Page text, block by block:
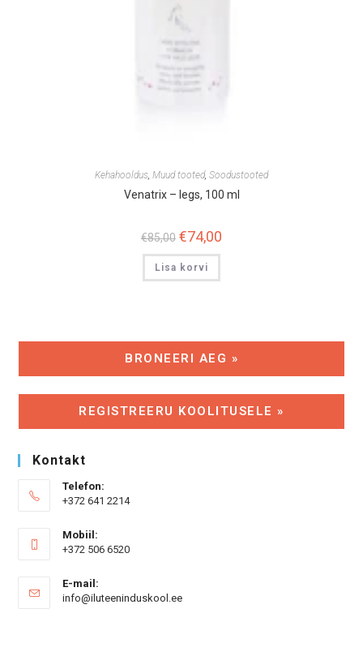
Kehahooldus, Muud tooted, Soodustooted
Venatrix – legs, 100 ml
€85,00 Algne
hind
oli:
€85,00.
€74,00
Lisa korvi
BRONEERI AEG »
REGISTREERU KOOLITUSELE »
Kontakt
Telefon:
+372 641 2214
Mobiil:
+372 506 6520
E-mail:
info@iluteeninduskool.eeOpens